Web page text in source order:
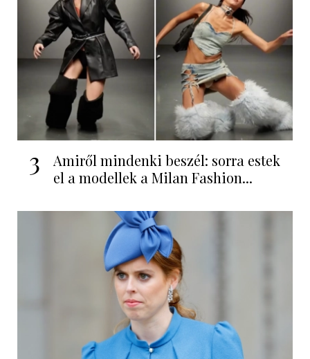
3
Amiről mindenki beszél: sorra estek
el a modellek a Milan Fashion...